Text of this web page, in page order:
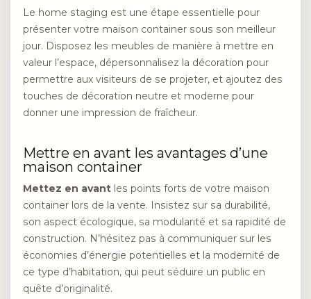
Le home staging est une étape essentielle pour
présenter votre maison container sous son meilleur
jour. Disposez les meubles de manière à mettre en
valeur l’espace, dépersonnalisez la décoration pour
permettre aux visiteurs de se projeter, et ajoutez des
touches de décoration neutre et moderne pour
donner une impression de fraîcheur.
Mettre en avant les avantages d’une
maison container
Mettez en avant les points forts de votre maison
container lors de la vente. Insistez sur sa durabilité,
son aspect écologique, sa modularité et sa rapidité de
construction. N’hésitez pas à communiquer sur les
économies d’énergie potentielles et la modernité de
ce type d’habitation, qui peut séduire un public en
quête d’originalité.